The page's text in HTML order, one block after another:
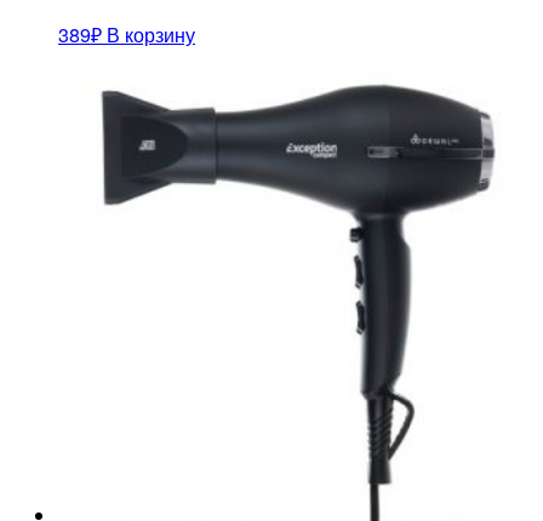
389₽ В корзину